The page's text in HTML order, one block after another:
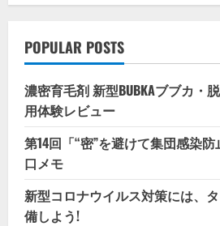
POPULAR POSTS
濃密育毛剤 新型BUBKAブブカ・
用体験レビュー
第14回「“密”を避けて集団感染
口メモ
新型コロナウイルス対策には、
備しよう!